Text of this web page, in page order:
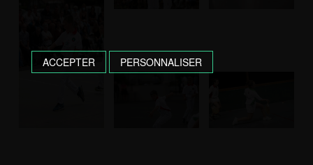
ACCEPTER PERSONNALISER